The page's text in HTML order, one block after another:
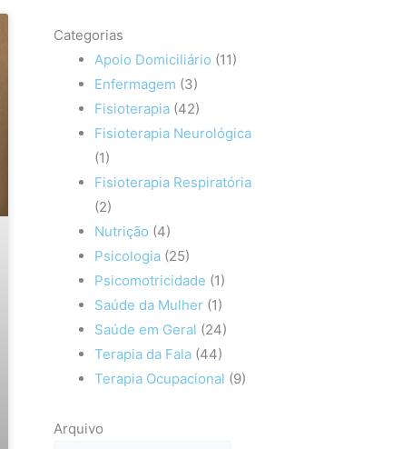
Categorias
Apoio Domiciliário (11)
Enfermagem (3)
Fisioterapia (42)
Fisioterapia Neurológica
(1)
Fisioterapia Respiratória
(2)
Nutrição (4)
Psicologia (25)
Psicomotricidade (1)
Saúde da Mulher (1)
Saúde em Geral (24)
Terapia da Fala (44)
Terapia Ocupacional (9)
Arquivo
Arquivo